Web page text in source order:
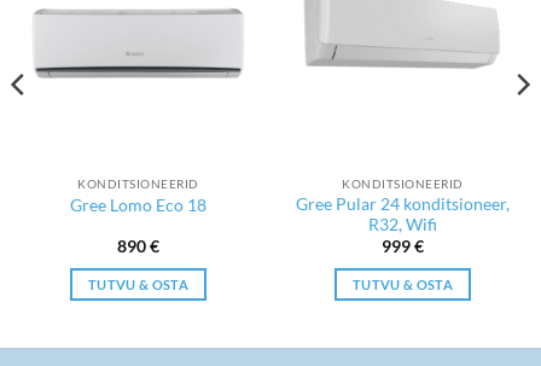
KONDITSIONEERID
Gree Lomo Eco 18
890€
TUTVU & OSTA
KONDITSIONEERID
Gree Pular 24 konditsioneer,
R32, Wifi
999€
TUTVU & OSTA